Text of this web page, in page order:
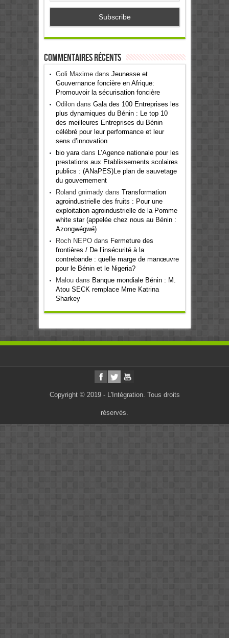
Commentaires récents
Goli Maximedans Jeunesse et
Gouvernance foncière en Afrique:
Promouvoir la sécurisation foncière
Odilondans Gala des 100 Entreprises les
plus dynamiques du Bénin : Le top 10
des meilleures Entreprises du Bénin
célébré pour leur performance et leur
sens d’innovation
bio yaradans
L’Agence nationale pour les
prestations aux Etablissements scolaires
publics : (ANaPES)Le plan de sauvetage
du gouvernement
Roland gnimadydans Transformation
agroindustrielle des fruits : Pour une
exploitation agroindustrielle de la Pomme
white star (appelée chez nous au Bénin :
Azongwégwé)
Roch NEPOdans Fermeture des
frontières / De l’insécurité à la
contrebande : quelle marge de manœuvre
pour le Bénin et le Nigeria?
Maloudans Banque mondiale Bénin : M.
Atou SECK remplace Mme Katrina
Sharkey
Copyright © 2019 - L'Intégration. Tous droits
réservés.